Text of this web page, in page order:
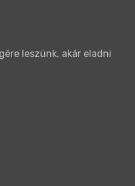
leszünk, akár eladni